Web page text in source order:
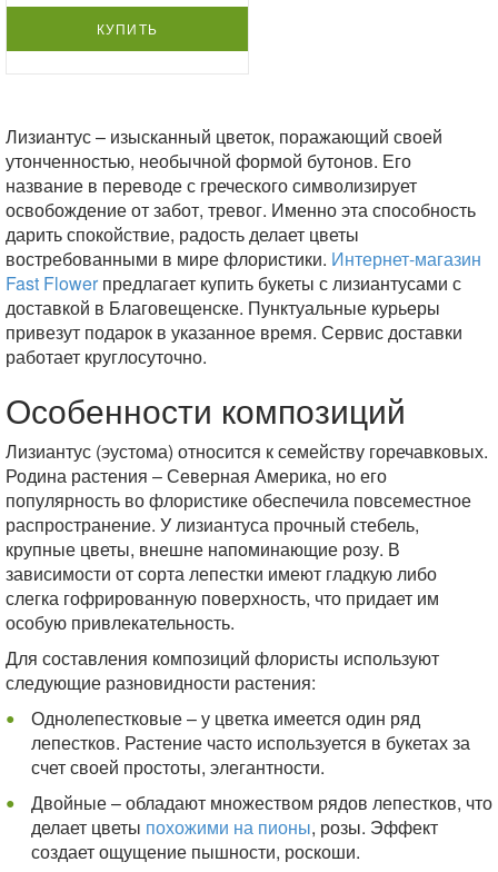
КУПИТЬ
Лизиантус – изысканный цветок, поражающий своей
утонченностью, необычной формой бутонов. Его
название в переводе с греческого символизирует
освобождение от забот, тревог. Именно эта способность
дарить спокойствие, радость делает цветы
востребованными в мире флористики. Интернет-магазин
Fast Flower предлагает купить букеты с лизиантусами с
доставкой в Благовещенске. Пунктуальные курьеры
привезут подарок в указанное время. Сервис доставки
работает круглосуточно.
Особенности композиций
Лизиантус (эустома) относится к семейству горечавковых.
Родина растения – Северная Америка, но его
популярность во флористике обеспечила повсеместное
распространение. У лизиантуса прочный стебель,
крупные цветы, внешне напоминающие розу. В
зависимости от сорта лепестки имеют гладкую либо
слегка гофрированную поверхность, что придает им
особую привлекательность.
Для составления композиций флористы используют
следующие разновидности растения:
Однолепестковые – у цветка имеется один ряд
лепестков. Растение часто используется в букетах за
счет своей простоты, элегантности.
Двойные – обладают множеством рядов лепестков, что
делает цветы похожими на пионы, розы. Эффект
создает ощущение пышности, роскоши.